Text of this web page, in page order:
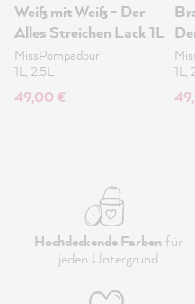
Weiß mit Weiß - Der
Alles Streichen Lack 1L
MissPompadour
1L, 2.5L
49,00 €
1L,
Hochdeckende Farbenfür
jeden Untergrund